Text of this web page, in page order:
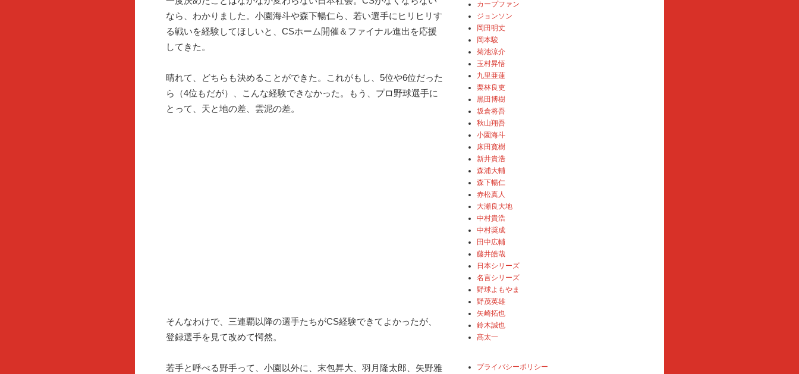
なら、わかりました。小園海斗や森下暢仁ら、若い選手にヒリヒリす
る戦いを経験してほしいと、CSホーム開催＆ファイナル進出を応援
してきた。
晴れて、どちらも決めることができた。これがもし、5位や6位だった
ら（4位もだが）、こんな経験できなかった。もう、プロ野球選手に
とって、天と地の差、雲泥の差。
そんなわけで、三連覇以降の選手たちがCS経験できてよかったが、
登録選手を見て改めて愕然。
若手と呼べる野手って、小園以外に、末包昇大、羽月隆太郎、矢野雅
カープファン
ジョンソン
岡田明丈
岡本駿
菊池涼介
玉村昇悟
九里亜蓮
栗林良吏
黒田博樹
坂倉将吾
秋山翔吾
小園海斗
床田寛樹
新井貴浩
森浦大輔
森下暢仁
赤松真人
大瀬良大地
中村貴浩
中村奨成
田中広輔
藤井皓哉
日本シリーズ
名言シリーズ
野球よもやま
野茂英雄
矢崎拓也
鈴木誠也
髙太一
プライバシーポリシー